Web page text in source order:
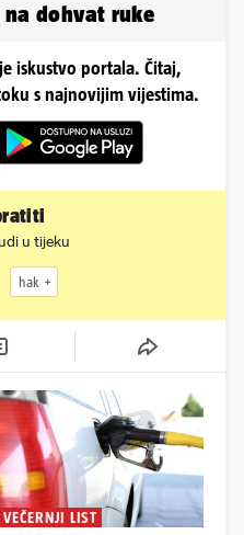
dohvat ruke
iskustvo portala. Čitaj,
s najnovijim vijestima.
u tijeku
hak